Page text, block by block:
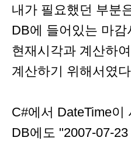
내가 필요했던 부분
DB에 들어있는 마감
현재시각과 계산하
계산하기 위해서였
C#에서 DateTime이
DB에도 "2007-07-